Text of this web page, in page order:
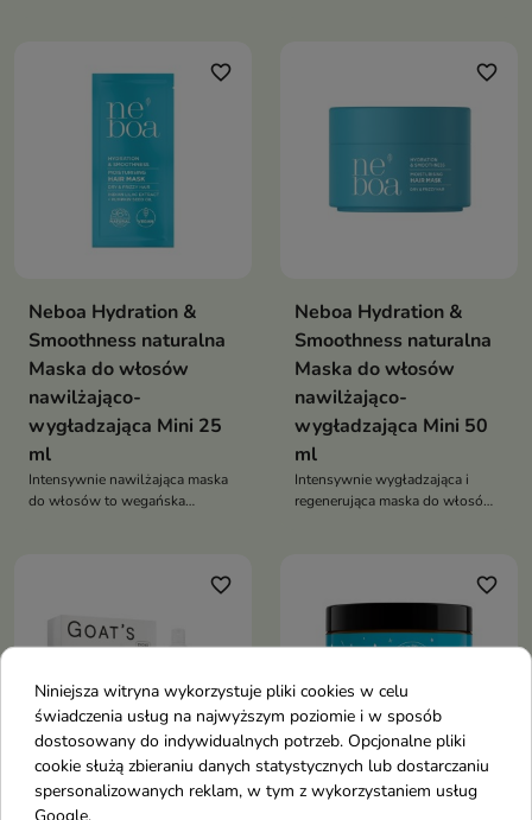
strukturę włosów, wzmacnia je i
favorite_border
Neboa Hydration &
Smoothness naturalna
Maska do włosów
nawilżająco-
wygładzająca Mini 25
ml
Intensywnie nawilżająca maska
do włosów to wegańska
redukuje puszenie, przywracając
favorite_border
Neboa Hydration &
Smoothness naturalna
Maska do włosów
nawilżająco-
wygładzająca Mini 50
ml
Intensywnie wygładzająca i
regenerująca maska do włosów
wzmacnia pasma, przywracając
im miękkość oraz zdrowy blask
favorite_border favorite_border
Niniejsza witryna wykorzystuje pliki cookies w celu
świadczenia usług na najwyższym poziomie i w sposób
dostosowany do indywidualnych potrzeb. Opcjonalne pliki
cookie służą zbieraniu danych statystycznych lub dostarczaniu
spersonalizowanych reklam, w tym z wykorzystaniem usług
Google.